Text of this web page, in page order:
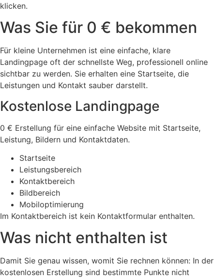
klicken.
Was Sie für 0 € bekommen
Für kleine Unternehmen ist eine einfache, klare
Landingpage oft der schnellste Weg, professionell online
sichtbar zu werden. Sie erhalten eine Startseite, die
Leistungen und Kontakt sauber darstellt.
Kostenlose Landingpage
0 € Erstellung für eine einfache Website mit Startseite,
Leistung, Bildern und Kontaktdaten.
Startseite
Leistungsbereich
Kontaktbereich
Bildbereich
Mobiloptimierung
Im Kontaktbereich ist kein Kontaktformular enthalten.
Was nicht enthalten ist
Damit Sie genau wissen, womit Sie rechnen können: In der
kostenlosen Erstellung sind bestimmte Punkte nicht